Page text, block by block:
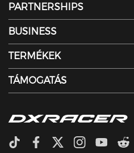
PARTNERSHIPS
BUSINESS
TERMÉKEK
TÁMOGATÁS